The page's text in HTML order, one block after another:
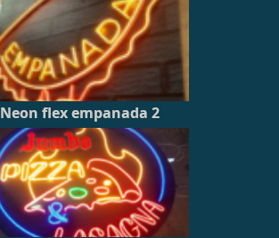
Neon flex empanada 2